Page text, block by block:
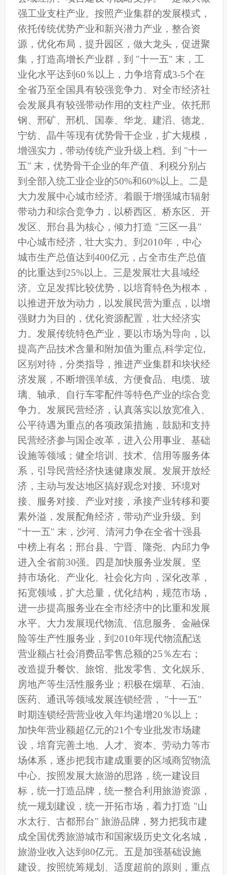
强工业支柱产业。按照产业集群的发展模式，
依托传统优势产业和新兴潜力产业，整合资
源，优化布局，提升园区，做大龙头，促进聚
集，打造高增长产业群，到 "十一五" 末，工
业化水平达到60％以上，力争培育成3-5个在
全省乃至全国具有较强竞争力、对全市经济社
会发展具有较强带动作用的支柱产业。依托邢
钢、邢矿、邢机、国泰、华龙、建滔、德龙、
宁纺、晶牛等现有优势骨干企业，扩大规模，
增强实力，带动传统产业升级上档。到 "十一
五" 末，优势骨干企业的年产值、利税分别占
到全部入统工业企业的50%和60%以上。二是
大力发展中心城市经济。着眼于增强城市辐射
带动力和综合竞争力，以桥西区、桥东区、开
发区、邢台县为核心，倾力打造 "三区一县"
中心城市经济，壮大实力。到2010年，中心
城市生产总值达到400亿元，占全市生产总值
的比重达到25%以上。三是发展壮大县域经
济。立足发挥比较优势，以培育特色为根本，
以推进开放为动力，以发展民营为重点，以增
强财力为目的，优化资源配置，壮大经济实
力。发展传统特色产业，要以市场为导向，以
提高产品技术含量和附加值为重点,科学定位,
区别对待，分类指导，推进产业集群和块状经
济发展，不断增强羊绒、方便食品、电缆、玻
璃、轴承、自行车零配件等特色产业的综合竞
争力。发展民营经济，认真落实以放宽准入、
公平待遇为重点的各项政策措施，鼓励和支持
民营经济参与国企改革，进入公用事业、基础
设施等领域；健全培训、技术、信用等服务体
系，引导民营经济快速健康发展。发展开放经
济，主动与发达地区搞好观念对接、环境对
接、服务对接、产业对接，承接产业转移和要
素外溢，发展配角经济，带动产业升级。到
"十一五" 末，沙河、清河力争在全省十强县
中榜上有名；邢台县、宁晋、隆尧、内邱力争
进入全省前30强。四是加快服务业发展。坚
持市场化、产业化、社会化方向，深化改革，
拓宽领域，扩大总量，优化结构，规范市场，
进一步提高服务业在全市经济中的比重和发展
水平。大力发展现代物流、信息服务、金融保
险等生产性服务业，到2010年现代物流配送
营业额占社会消费品零售总额的25％左右；
改造提升餐饮、旅馆、批发零售、文化娱乐、
房地产等生活性服务业；积极在烟草、石油、
医药、通讯等领域发展连锁经营， "十一五"
时期连锁经营营业收入年均递增20％以上；
加快年营业额超亿元的21个专业批发市场建
设，培育完善土地、人才、资本、劳动力等市
场体系，逐步把我市建成重要的区域商贸物流
中心。按照发展大旅游的思路，统一建设目
标，统一打造品牌，统一整合利用旅游资源，
统一规划建设，统一开拓市场，着力打造 "山
水太行、古都邢台" 旅游品牌，努力把我市建
成全国优秀旅游城市和国家级历史文化名城，
旅游业收入达到80亿元。五是加强基础设施
建设。按照统筹规划、适度超前的原则，重点